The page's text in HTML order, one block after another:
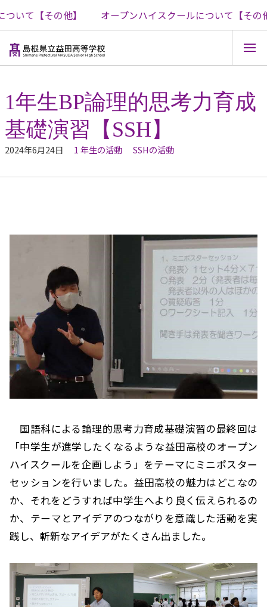
コ
テ
ン
へ
ス
キ
プ
いて【その他】 オープンハイスクールについて【その他
1年生BP論理的思考力育成
基礎演習【SSH】
2024年6月24日 1 年生の活動 SSHの活動
国語科による論理的思考力育成基礎演習の最終回は
「中学生が進学したくなるような益田高校のオープン
ハイスクールを企画しよう」をテーマにミニポスター
セッションを行いました。益田高校の魅力はどこなの
か、それをどうすれば中学生へより良く伝えられるの
か、テーマとアイデアのつながりを意識した活動を実
践し、斬新なアイデアがたくさん出ました。